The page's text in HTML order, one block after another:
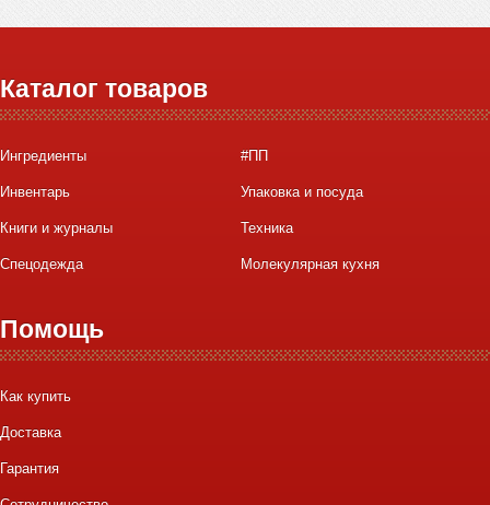
Каталог товаров
Ингредиенты #ПП
Инвентарь Упаковка и посуда
Книги и журналы Техника
Спецодежда Молекулярная кухня
Помощь
Как купить
Доставка
Гарантия